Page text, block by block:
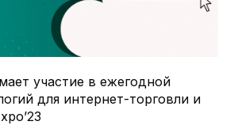
участие в ежегодной
для интернет-торговли и